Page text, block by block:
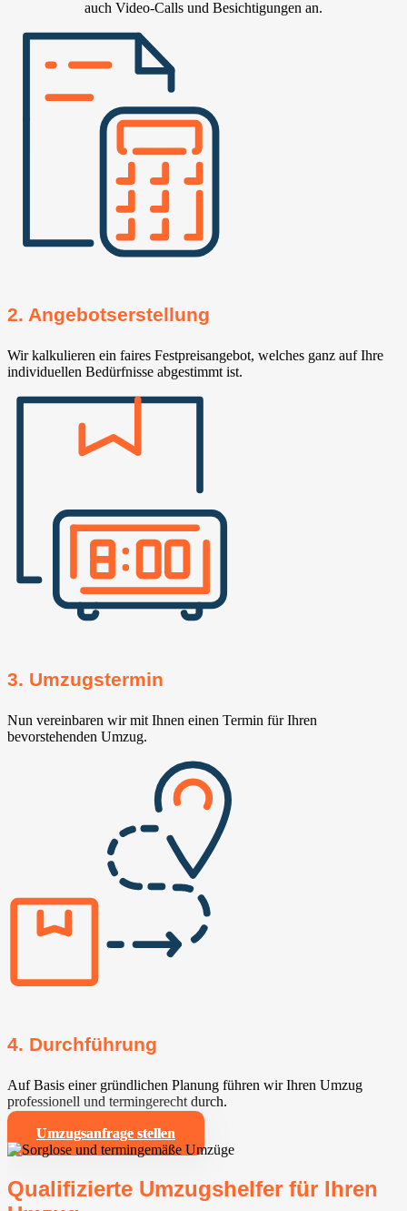
auch Video-Calls und Besichtigungen an.
2. Angebotserstellung
Wir kalkulieren ein faires Festpreisangebot, welches ganz auf Ihre
individuellen Bedürfnisse abgestimmt ist.
3. Umzugstermin
Nun vereinbaren wir mit Ihnen einen Termin für Ihren
bevorstehenden Umzug.
4. Durchführung
Auf Basis einer gründlichen Planung führen wir Ihren Umzug
professionell und termingerecht durch.
Umzugsanfrage stellen
Qualifizierte Umzugshelfer für Ihren